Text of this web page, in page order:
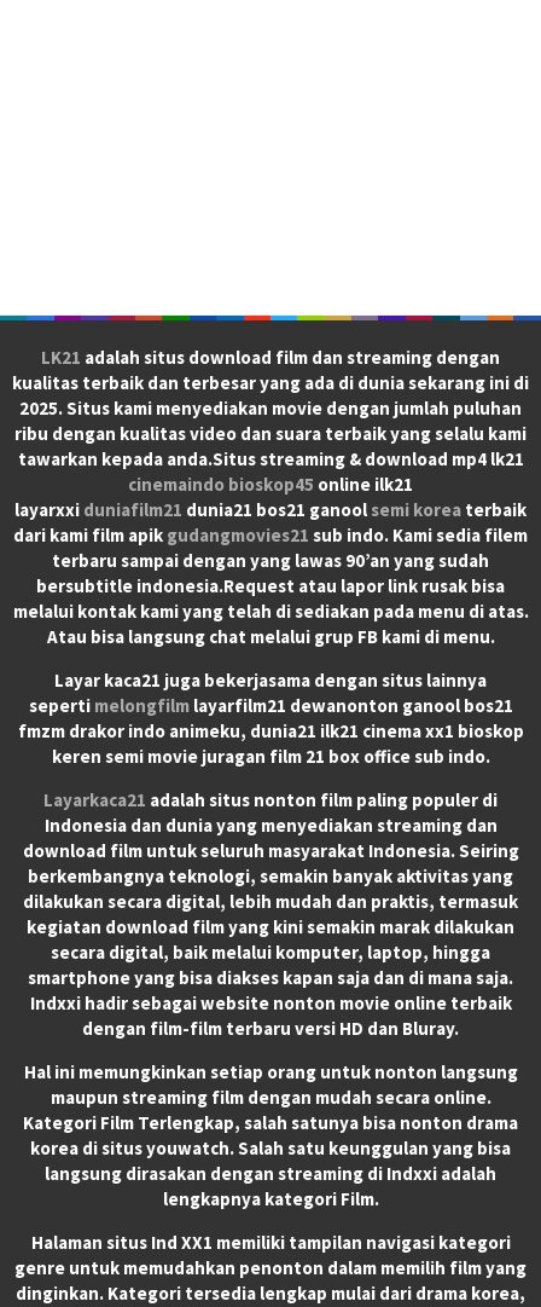
LK21 adalah situs download film dan streaming dengan
kualitas terbaik dan terbesar yang ada di dunia sekarang ini di
2025. Situs kami menyediakan movie dengan jumlah puluhan
ribu dengan kualitas video dan suara terbaik yang selalu kami
tawarkan kepada anda.Situs streaming & download mp4 lk21
cinemaindo bioskop45 online ilk21
layarxxi duniafilm21 dunia21 bos21 ganool semi korea terbaik
dari kami film apik gudangmovies21 sub indo. Kami sedia filem
terbaru sampai dengan yang lawas 90’an yang sudah
bersubtitle indonesia.Request atau lapor link rusak bisa
melalui kontak kami yang telah di sediakan pada menu di atas.
Atau bisa langsung chat melalui grup FB kami di menu.
Layar kaca21 juga bekerjasama dengan situs lainnya
seperti melongfilmlayarfilm21 dewanonton ganool bos21
fmzm drakor indo animeku, dunia21 ilk21 cinema xx1 bioskop
keren semi movie juragan film 21 box office sub indo.
Layarkaca21 adalah situs nonton film paling populer di
Indonesia dan dunia yang menyediakan streaming dan
download film untuk seluruh masyarakat Indonesia. Seiring
berkembangnya teknologi, semakin banyak aktivitas yang
dilakukan secara digital, lebih mudah dan praktis, termasuk
kegiatan download film yang kini semakin marak dilakukan
secara digital, baik melalui komputer, laptop, hingga
smartphone yang bisa diakses kapan saja dan di mana saja.
Indxxi hadir sebagai website nonton movie online terbaik
dengan film-film terbaru versi HD dan Bluray.
Hal ini memungkinkan setiap orang untuk nonton langsung
maupun streaming film dengan mudah secara online.
Kategori Film Terlengkap, salah satunya bisa nonton drama
korea di situs youwatch. Salah satu keunggulan yang bisa
langsung dirasakan dengan streaming di Indxxi adalah
lengkapnya kategori Film.
Halaman situs Ind XX1 memiliki tampilan navigasi kategori
genre untuk memudahkan penonton dalam memilih film yang
dinginkan. Kategori tersedia lengkap mulai dari drama korea,